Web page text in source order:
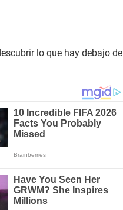
lo que hay debajo de